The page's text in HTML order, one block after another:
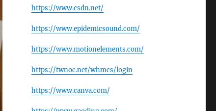
https://www.csdn.net/
https://www.epidemicsound.com/
https://www.motionelements.com/
https://twnoc.net/whmcs/login
https://www.canva.com/